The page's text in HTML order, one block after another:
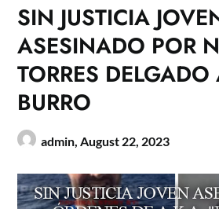
SIN JUSTICIA
ASESINADO POR
TORRES
BURRO
admin, August 22, 2023